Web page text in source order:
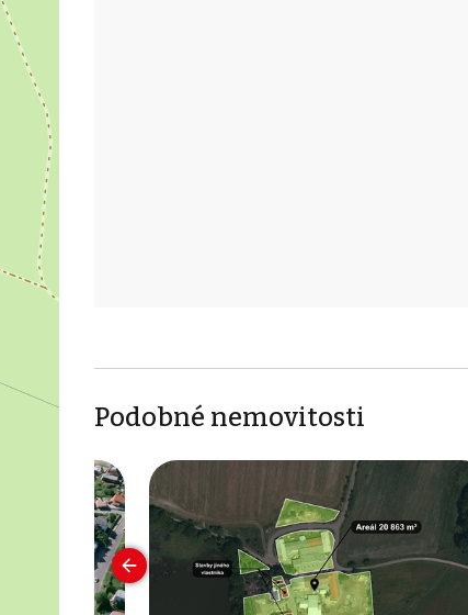
Podobné nemovitosti